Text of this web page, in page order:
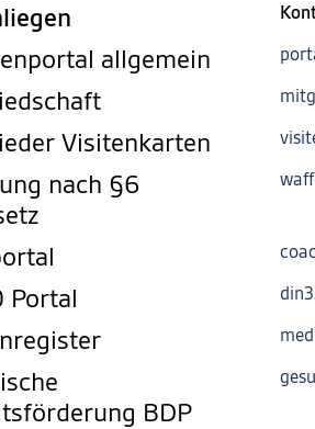
allgemein
Visitenkarten
nach §6
Portal
BDP